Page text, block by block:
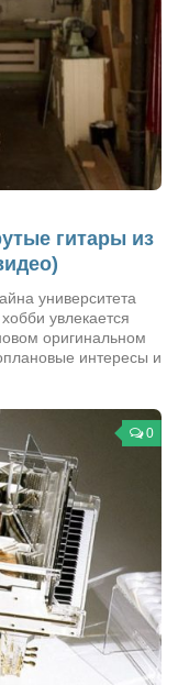
гитары из
университета
увлекается
оригинальном
интересы и
0